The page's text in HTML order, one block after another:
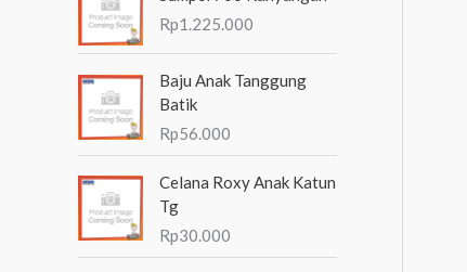
Rp1.225.000
Baju Anak Tanggung
Batik
Rp56.000
Celana Roxy Anak Katun
Tg
Rp30.000